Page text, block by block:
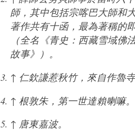
師，其中包括宗喀巴大師和
著作共有十函，最為著稱的
（全名《青史：西藏雪域佛
故事》）。
↑ 仁欽謙惹秋竹，來自作魯寺
↑ 根敦朱，第一世達賴喇嘛。
↑ 唐東嘉波。